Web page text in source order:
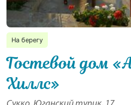
На берегу
Гостевой дом
Хиллс»